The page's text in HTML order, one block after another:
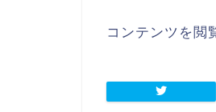
コンテンツを閲